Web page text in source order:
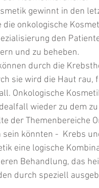
gewinnt in den
die onkologische
den
und zu beheben.
durch die
sie wird die Haut
Onkologische
wieder zu dem
der Themenbereiche
könnten -  Krebs
eine logische
Behandlung, das
durch speziell